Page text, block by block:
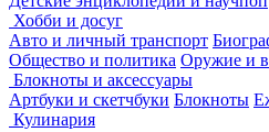
Хобби и досуг
Авто и личный транспорт
Общество и политика Оружие и
Блокноты и аксессуары
Артбуки и скетчбуки Блокноты
Кулинария